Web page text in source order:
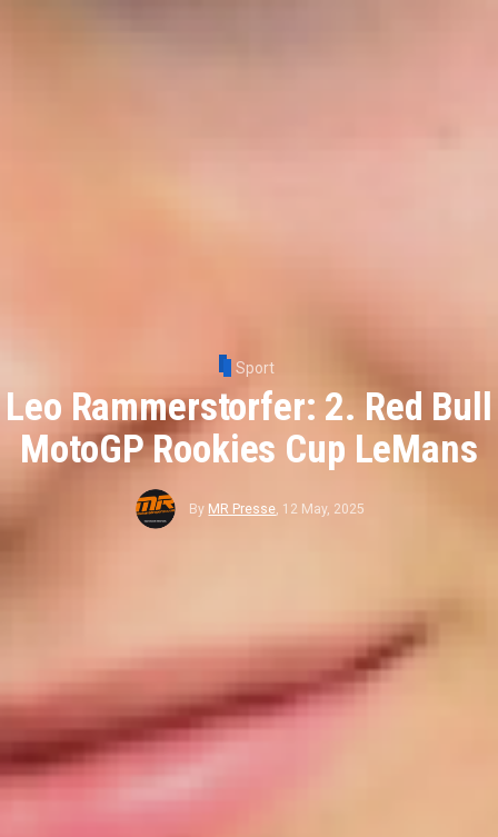
Sport
Leo Rammerstorfer: 2. Red Bull
MotoGP Rookies Cup LeMans
By MR Presse, 12 May, 2025